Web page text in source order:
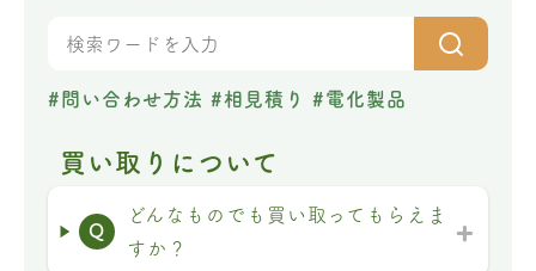
#問い合わせ方法 #相見積り #電化製品
買い取りについて
Q
どんなものでも買い取ってもらえま
すか？